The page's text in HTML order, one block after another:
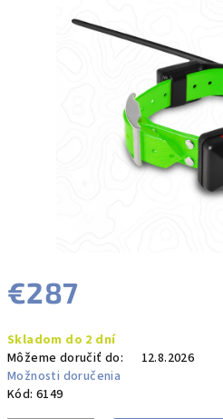
€287
cena:
Skladom do 2 dní
Môžeme doručiť do:
12.8.2026
Možnosti doručenia
Kód: 6149
z